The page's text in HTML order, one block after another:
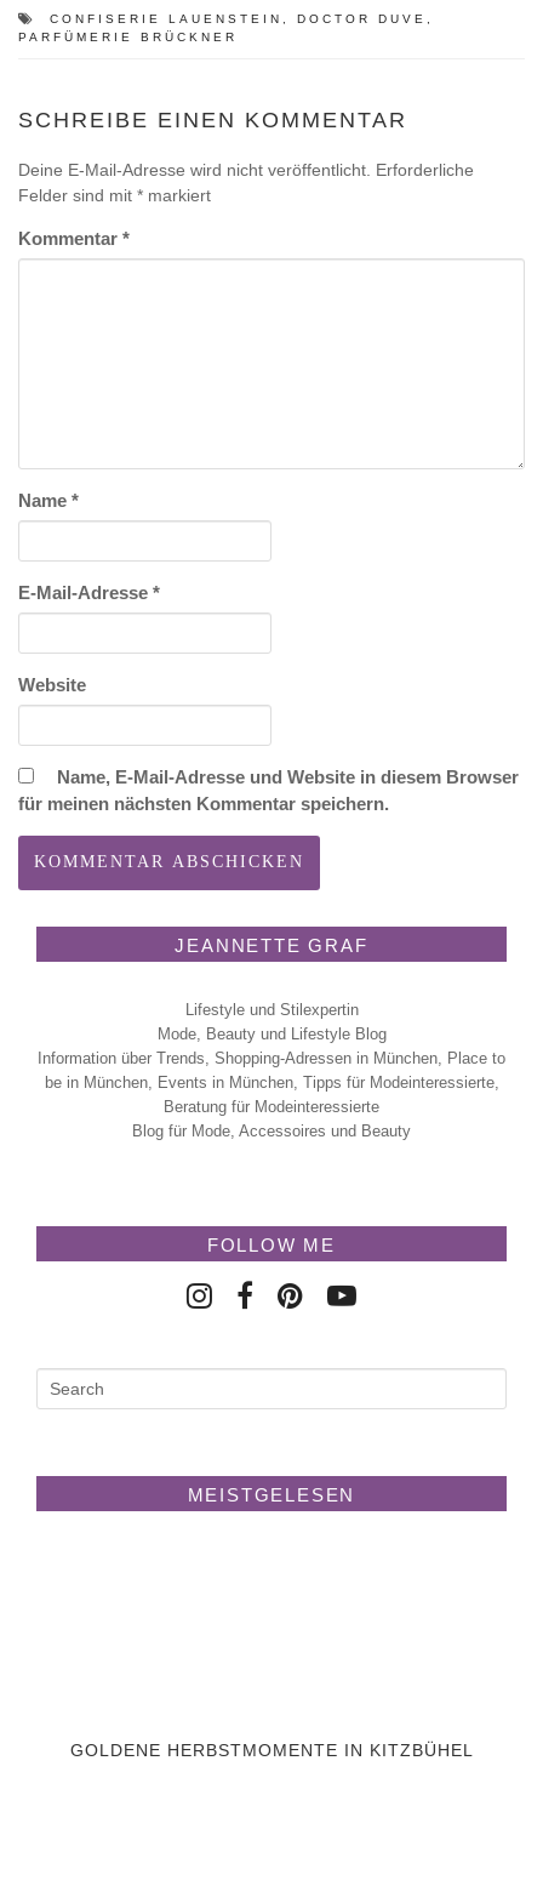
CONFISERIE LAUENSTEIN DOCTOR DUVE
PARFÜMERIE BRÜCKNER
SCHREIBE EINEN KOMMENTAR
Deine E-Mail-Adresse wird nicht veröffentlicht. Erforderliche
Felder sind mit * markiert
Kommentar *
Name *
E-Mail-Adresse *
Website
Name, E-Mail-Adresse und Website in diesem Browser
für meinen nächsten Kommentar speichern.
JEANNETTE GRAF
Lifestyle und Stilexpertin
Mode, Beauty und Lifestyle Blog
Information über Trends, Shopping-Adressen in München, Place to
be in München, Events in München, Tipps für Modeinteressierte,
Beratung für Modeinteressierte
Blog für Mode, Accessoires und Beauty
FOLLOW ME
MEISTGELESEN
GOLDENE HERBSTMOMENTE IN KITZBÜHEL